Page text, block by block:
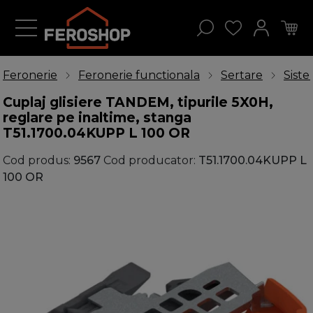
Feronerie Feronerie functionala Sertare
Cuplaj glisiere TANDEM, tipurile 5X0H,
reglare pe inaltime, stanga
T51.1700.04KUPP L 100 OR
Cod produs: 9567 Cod producator: T51.1700.04KUPP L
100 OR